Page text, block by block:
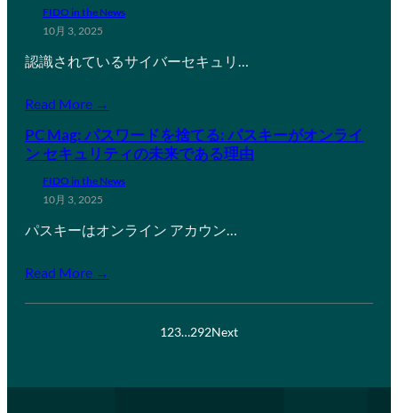
FIDO in the News
10月 3, 2025
認識されているサイバーセキュリ…
Read More →
PC Mag: パスワードを捨てる: パスキーがオンライ
ン セキュリティの未来である理由
FIDO in the News
10月 3, 2025
パスキーはオンライン アカウン…
Read More →
123…292Next